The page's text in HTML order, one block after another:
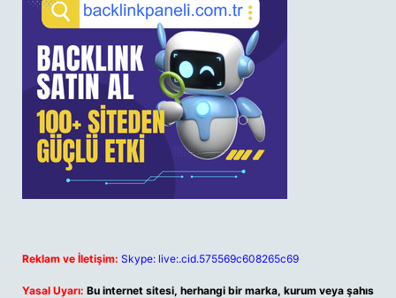
Reklam ve İletişim: Skype: live:.cid.575569c608265c69
Yasal Uyarı: Bu internet sitesi, herhangi bir marka, kurum veya şahıs